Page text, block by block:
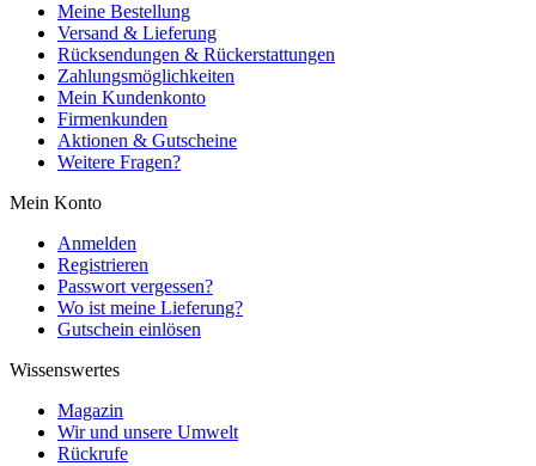
Meine Bestellung
Versand & Lieferung
Rücksendungen & Rückerstattungen
Zahlungsmöglichkeiten
Mein Kundenkonto
Firmenkunden
Aktionen & Gutscheine
Weitere Fragen?
Mein Konto
Anmelden
Registrieren
Passwort vergessen?
Wo ist meine Lieferung?
Gutschein einlösen
Wissenswertes
Magazin
Wir und unsere Umwelt
Rückrufe